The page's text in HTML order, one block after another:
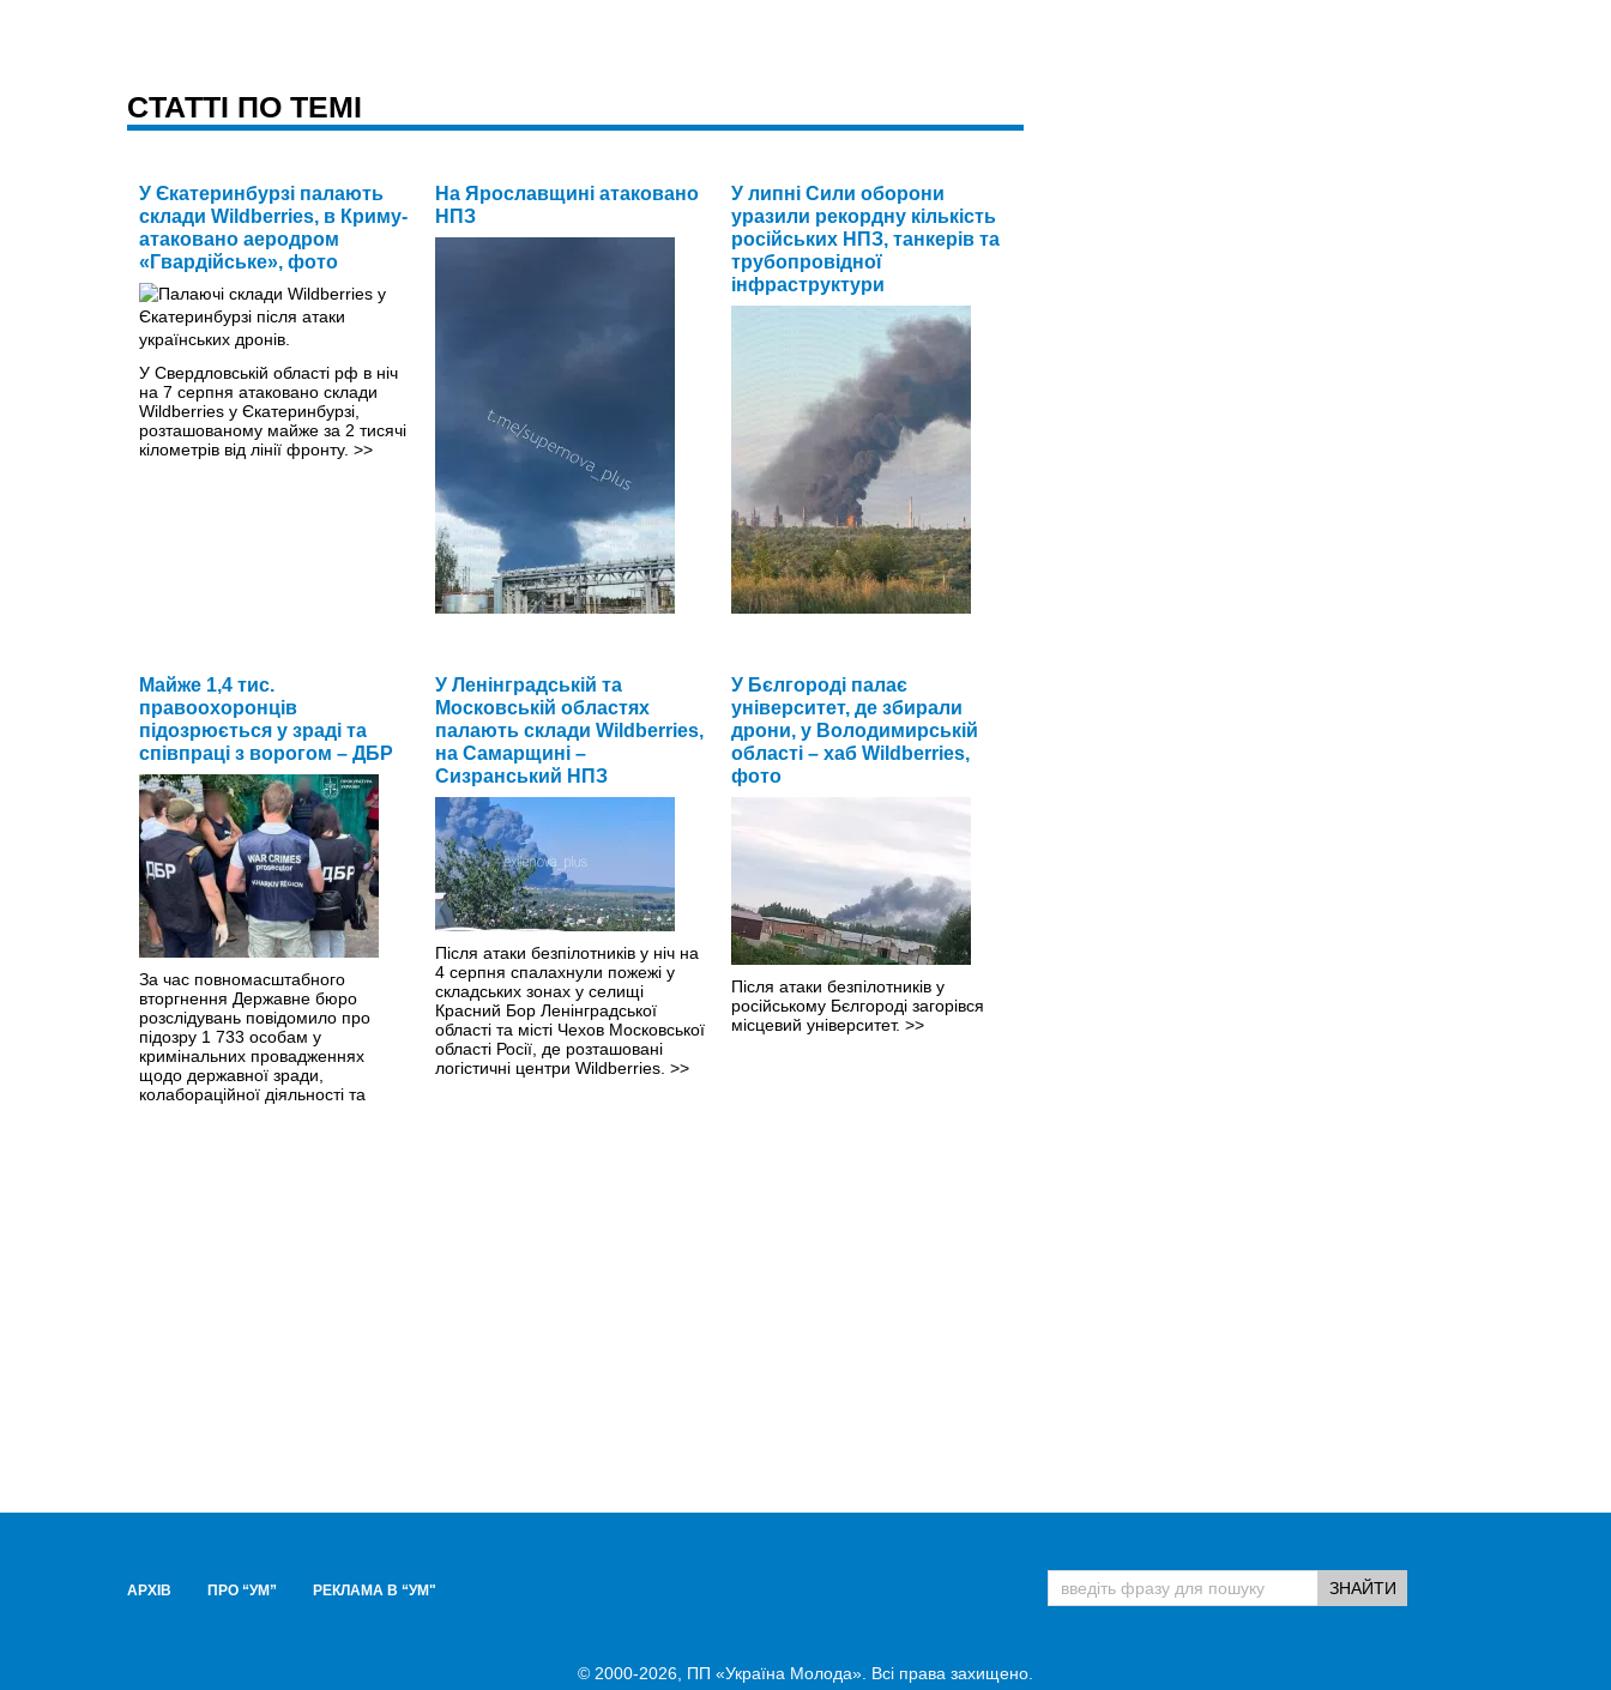
CТАТТІ ПО ТЕМІ
У Єкатеринбурзі палають
склади Wildberries, в Криму-
атаковано аеродром
«Гвардійське», фото
У Свердловській області рф в ніч
на 7 серпня атаковано склади
Wildberries у Єкатеринбурзі,
розташованому майже за 2 тисячі
кілометрів від лінії фронту. >>
На Ярославщині атаковано
НПЗ
У ніч на 6 серпня російське місто
Ярославль опинилося під
ударами українських дронів:
атаки міг зазнати
нафтопереробний завод.
У липні Сили оборони
уразили рекордну кількість
російських НПЗ, танкерів та
трубопровідної
інфраструктури
чималі проблеми з пальним.
Майже 1,4 тис.
правоохоронців
підозрюється у зраді та
співпраці з ворогом – ДБР
За час повномасштабного
вторгнення Державне бюро
розслідувань повідомило про
підозру 1 733 особам у
кримінальних провадженнях
щодо державної зради,
колабораційної діяльності та
У Ленінградській та
Московській областях
палають склади Wildberries,
на Самарщині –
Сизранський НПЗ
Після атаки безпілотників у ніч на
4 серпня спалахнули пожежі у
складських зонах у селищі
Красний Бор Ленінградської
області та місті Чехов Московської
області Росії, де розташовані
логістичні центри Wildberries. >>
У Бєлгороді палає
університет, де збирали
дрони, у Володимирській
області – хаб Wildberries,
фото
Після атаки безпілотників у
російському Бєлгороді загорівся
місцевий університет. >>
АРХІВ ПРО “УМ” РЕКЛАМА В “УМ"
© 2000-2026, ПП «Україна Молода». Всі права захищено.